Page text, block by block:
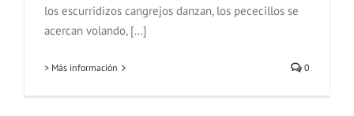
los escurridizos cangrejos danzan, los pececillos se
acercan volando, [...]
> Más información 0